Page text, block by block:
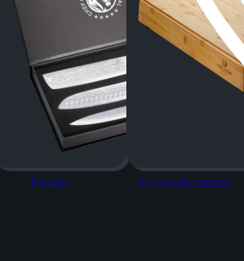
Messer Schneidebretter